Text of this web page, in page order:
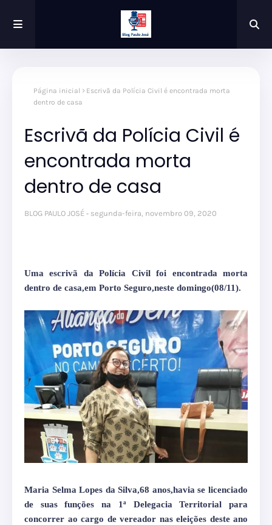
Página inicial
Escrivã da Polícia Civil é encontrada morta
dentro de casa
Escrivã da Polícia Civil é
encontrada morta
dentro de casa
BLOG PAULO JOSÉ segunda-feira, novembro 09, 2020
Uma escrivã da Polícia Civil foi encontrada morta
dentro de casa,em Porto Seguro,neste domingo(08/11).
Maria Selma Lopes da Silva,68 anos,havia se licenciado
de suas funções na 1ª Delegacia Territorial para
concorrer ao cargo de vereador nas eleições deste ano